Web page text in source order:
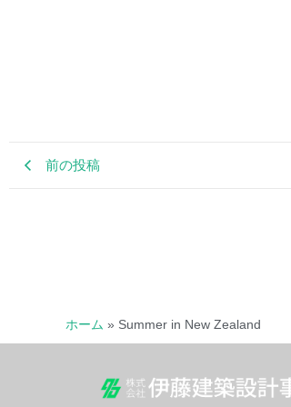
前の投稿
ホーム » Summer in New Zealand